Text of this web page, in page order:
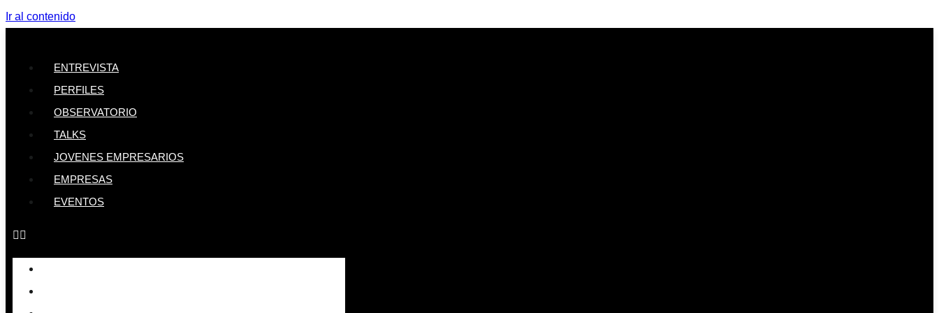
Ir al contenido
ENTREVISTA
PERFILES
OBSERVATORIO
TALKS
JOVENES EMPRESARIOS
EMPRESAS
EVENTOS